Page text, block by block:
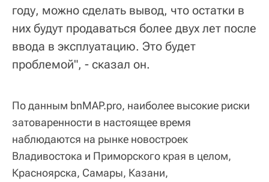
году, можно сделать вывод, что остатки в
них будут продаваться более двух лет после
ввода в эксплуатацию. Это будет
проблемой", - сказал он.
По данным bnMAP.pro, наиболее высокие риски
затоваренности в настоящее время
наблюдаются на рынке новостроек
Владивостока и Приморского края в целом,
Красноярска, Самары, Казани,